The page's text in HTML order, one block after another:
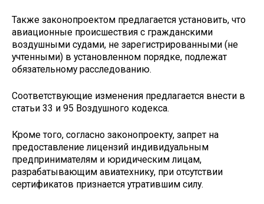
Также законопроектом предлагается установить, что
авиационные происшествия с гражданскими
воздушными судами, не зарегистрированными (не
учтенными) в установленном порядке, подлежат
обязательному расследованию.
Соответствующие изменения предлагается внести в
статьи 33 и 95 Воздушного кодекса.
Кроме того, согласно законопроекту, запрет на
предоставление лицензий индивидуальным
предпринимателям и юридическим лицам,
разрабатывающим авиатехнику, при отсутствии
сертификатов признается утратившим силу.